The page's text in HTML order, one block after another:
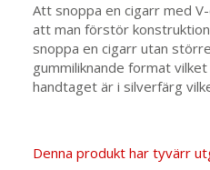
Att snoppa en cigarr med
att man förstör
snoppa en cigarr utan
gummiliknande format
handtaget är i silverfärg
Denna produkt har tyvärr